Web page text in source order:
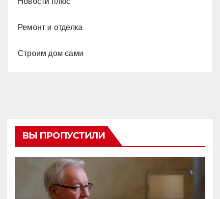
Ремонт и отделка
Строим дом сами
ВЫ ПРОПУСТИЛИ